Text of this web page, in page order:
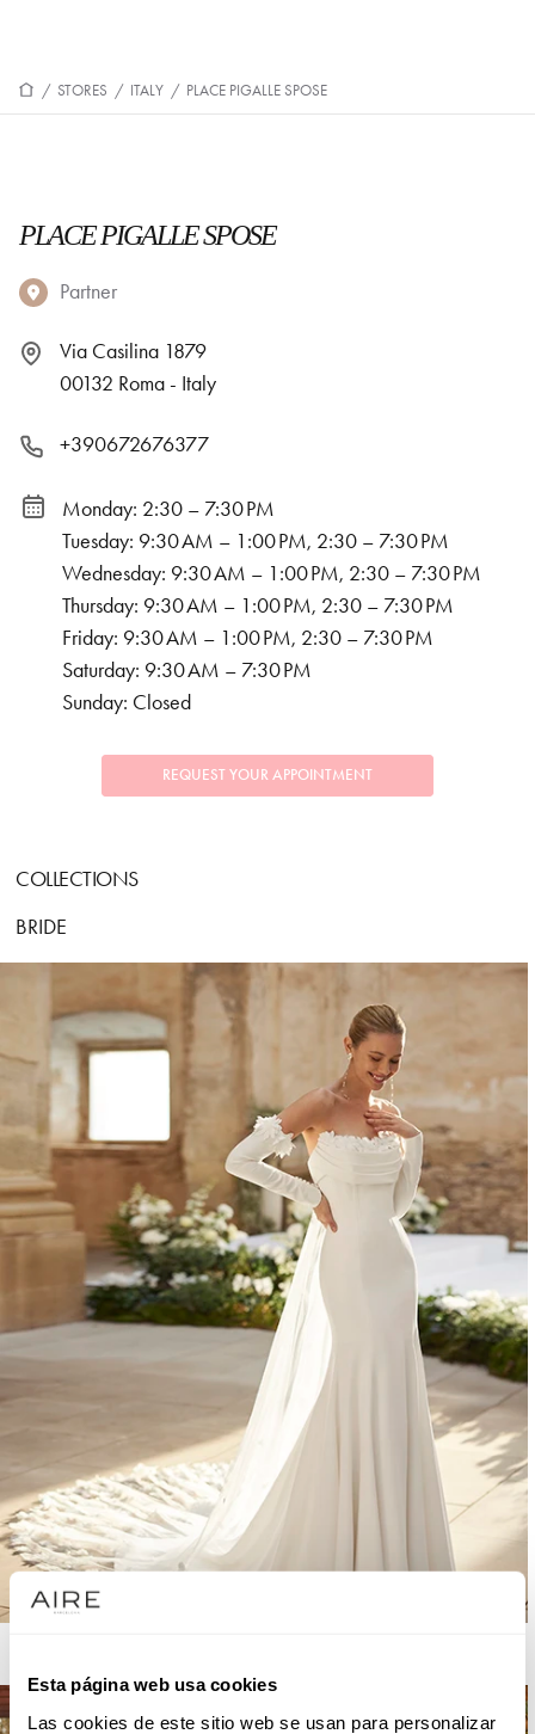
Esta página web usa cookies
Las cookies de este sitio web se usan para personalizar
/ STORES / ITALY / PLACE PIGALLE SPOSE
PLACE PIGALLE SPOSE
Partner
Via Casilina 1879
00132 Roma - Italy
+390672676377
Monday: 2:30 – 7:30 PM
Tuesday: 9:30 AM – 1:00 PM, 2:30 – 7:30 PM
Wednesday: 9:30 AM – 1:00 PM, 2:30 – 7:30 PM
Thursday: 9:30 AM – 1:00 PM, 2:30 – 7:30 PM
Friday: 9:30 AM – 1:00 PM, 2:30 – 7:30 PM
Saturday: 9:30 AM – 7:30 PM
Sunday: Closed
REQUEST YOUR APPOINTMENT
COLLECTIONS
BRIDE